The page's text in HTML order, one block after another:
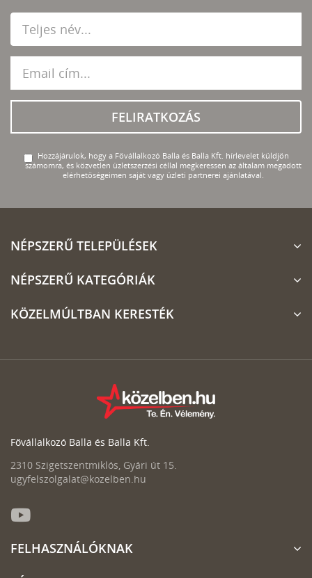
FELIRATKOZÁS
Hozzájárulok, hogy a Fővállalkozó Balla és Balla Kft. hírlevelet küldjön
számomra, és közvetlen üzletszerzési céllal megkeressen az általam megadott
elérhetőségeimen saját vagy üzleti partnerei ajánlatával.
NÉPSZERŰ TELEPÜLÉSEK
NÉPSZERŰ KATEGÓRIÁK
KÖZELMÚLTBAN KERESTÉK
Fővállalkozó Balla és Balla Kft.
2310 Szigetszentmiklós, Gyári út 15.
ugyfelszolgalat@kozelben.hu
FELHASZNÁLÓKNAK